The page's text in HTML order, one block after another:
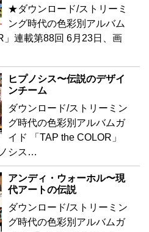
★ダウンロード/ストリーミ
ング時代の色彩別アルバム
」連載第88回 6月23日、画
ヒプノシス〜伝説のデザイ
ンチーム
ダウンロード/ストリーミン
グ時代の色彩別アルバムガ
イド 「TAP the COLOR」
シス…
アンディ・ウォーホル〜現
代アートの伝説
ダウンロード/ストリーミン
グ時代の色彩別アルバムガ